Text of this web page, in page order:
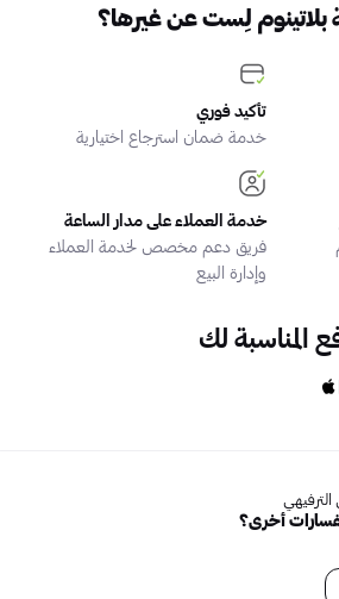
بلاتينوم لِست عن غيرها؟
تأكيد فوري
خدمة ضمان استرجاع اختيارية
خدمة العملاء على مدار الساعة
فريق دعم مخصص لخدمة العملاء
وإدارة البيع
المناسبة لك
أخرى؟